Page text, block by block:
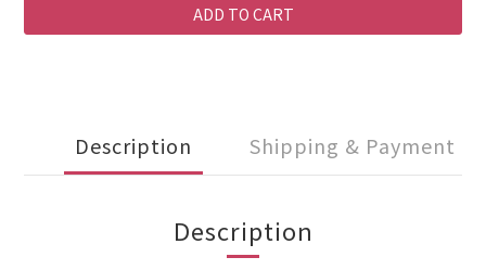
ADD TO CART
Description Shipping & Payment
Description